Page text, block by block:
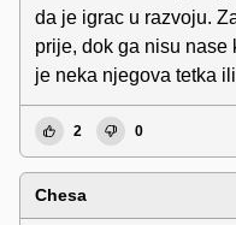
da je igrac u razvoju.
prije, dok ga nisu
je neka njegova tetka
2 0
Chesa